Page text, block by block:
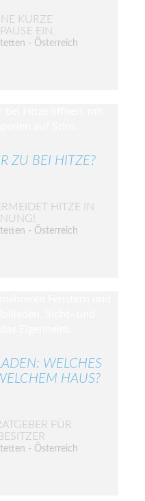
KURZE
EIN.
- Österreich
ZU BEI HITZE?
HITZE IN
- Österreich
WELCHES
HAUS?
FÜR
- Österreich